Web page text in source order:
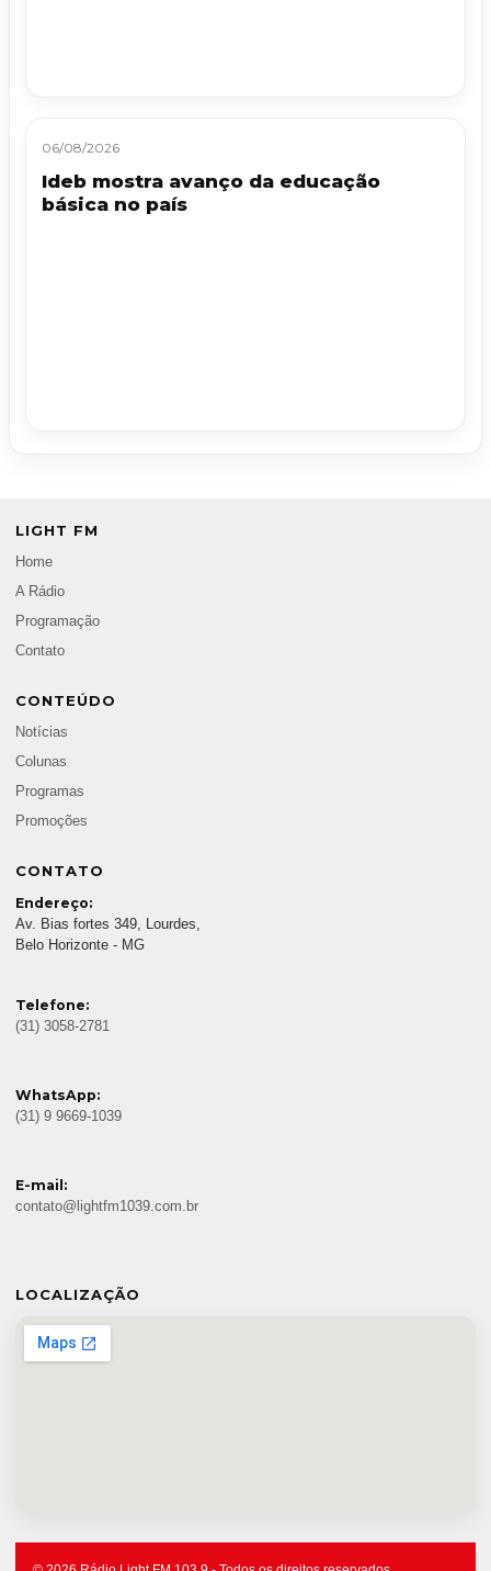
06/08/2026
Ideb mostra avanço da educação
básica no país
LIGHT FM
Home
A Rádio
Programação
Contato
CONTEÚDO
Notícias
Colunas
Programas
Promoções
CONTATO
Endereço:
Av. Bias fortes 349, Lourdes,
Belo Horizonte - MG
Telefone:
(31) 3058-2781
WhatsApp:
(31) 9 9669-1039
E-mail:
contato@lightfm1039.com.br
LOCALIZAÇÃO